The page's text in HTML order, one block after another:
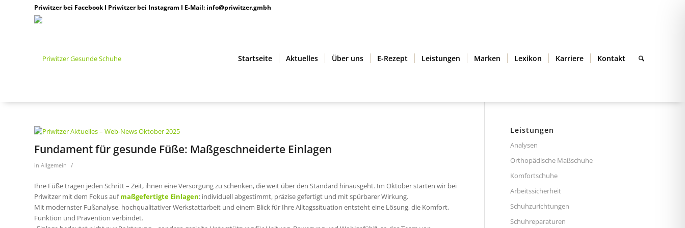
Priwitzer bei FacebookI Priwitzer bei Instagram I E-Mail: info@priwitzer.gmbh
Startseite Aktuelles Über uns E-Rezept Leistungen Marken Lexikon Karriere Kontakt
Fundament für gesunde Füße: Maßgeschneiderte Einlagen
in Allgemein /
Ihre Füße tragen jeden Schritt – Zeit, ihnen eine Versorgung zu schenken, die weit über den Standard hinausgeht. Im Oktober starten wir bei
Priwitzer mit dem Fokus aufmaßgefertigte Einlagen: individuell abgestimmt, präzise gefertigt und mit spürbarer Wirkung.
Mit modernster Fußanalyse, hochqualitativer Werkstattarbeit und einem Blick für Ihre Alltagssituation entsteht eine Lösung, die Komfort,
Funktion und Prävention verbindet.
Leistungen
Analysen
Orthopädische Maßschuhe
Komfortschuhe
Arbeitssicherheit
Schuhzurichtungen
Schuhreparaturen